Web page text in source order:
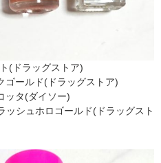
(ドラッグストア)
ールド(ドラッグストア)
ッタ(ダイソー)
シュホロゴールド(ドラッグスト